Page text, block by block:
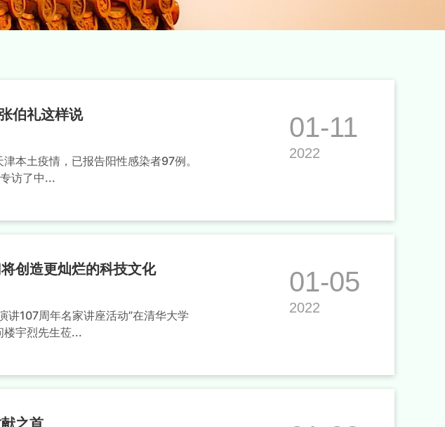
01-11
2022
伯礼这样说
本土疫情，已报告阳性感染者97例。
访了中...
01-05
2022
创造更灿烂的科技文化
讲107周年名家讲座活动”在清华大学
楼宇烈先生莅...
之首